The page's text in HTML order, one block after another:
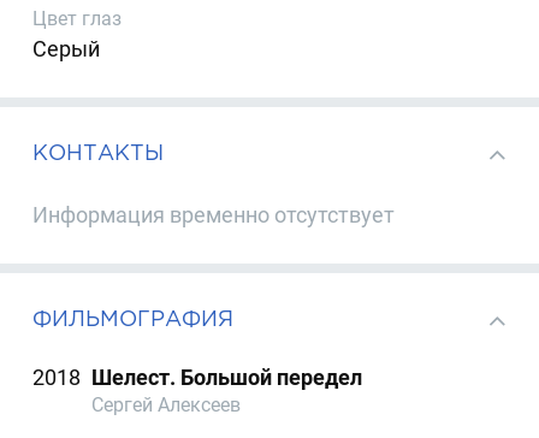
Цвет глаз
Серый
КОНТАКТЫ
Информация временно отсутствует
ФИЛЬМОГРАФИЯ
2018 Шелест. Большой передел
Сергей Алексеев